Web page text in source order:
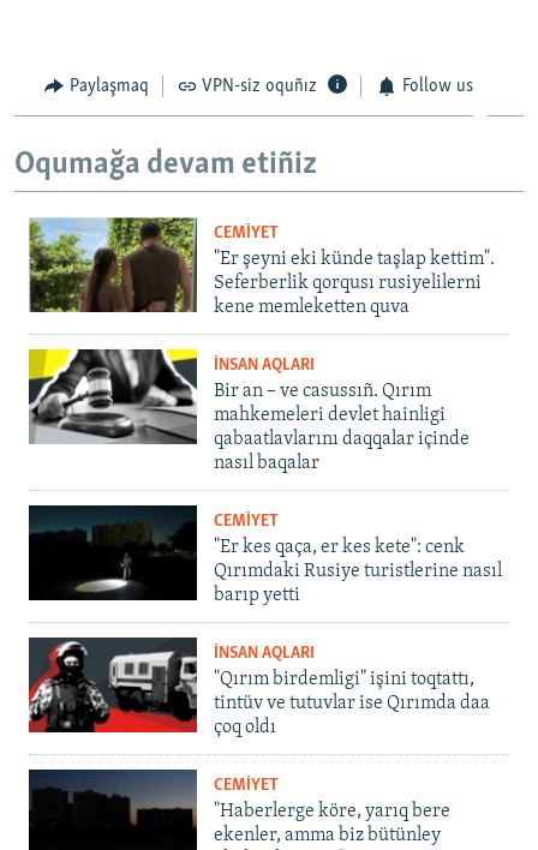
Paylaşmaq VPN-siz oquñız Follow us
Oqumağa devam etiñiz
CEMİYET
"Er şeyni eki künde taşlap kettim".
Seferberlik qorqusı rusiyelilerni
kene memleketten quva
İNSAN AQLARI
Bir an – ve casussıñ. Qırım
mahkemeleri devlet hainligi
qabaatlavlarını daqqalar içinde
nasıl baqalar
CEMİYET
"Er kes qaça, er kes kete": cenk
Qırımdaki Rusiye turistlerine nasıl
barıp yetti
İNSAN AQLARI
"Qırım birdemligi" işini toqtattı,
tintüv ve tutuvlar ise Qırımda daa
çoq oldı
CEMİYET
"Haberlerge köre, yarıq bere
ekenler, amma biz bütünley